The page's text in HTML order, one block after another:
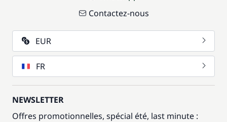
Contactez-nous
EUR
FR
NEWSLETTER
Offres promotionnelles, spécial été, last minute :